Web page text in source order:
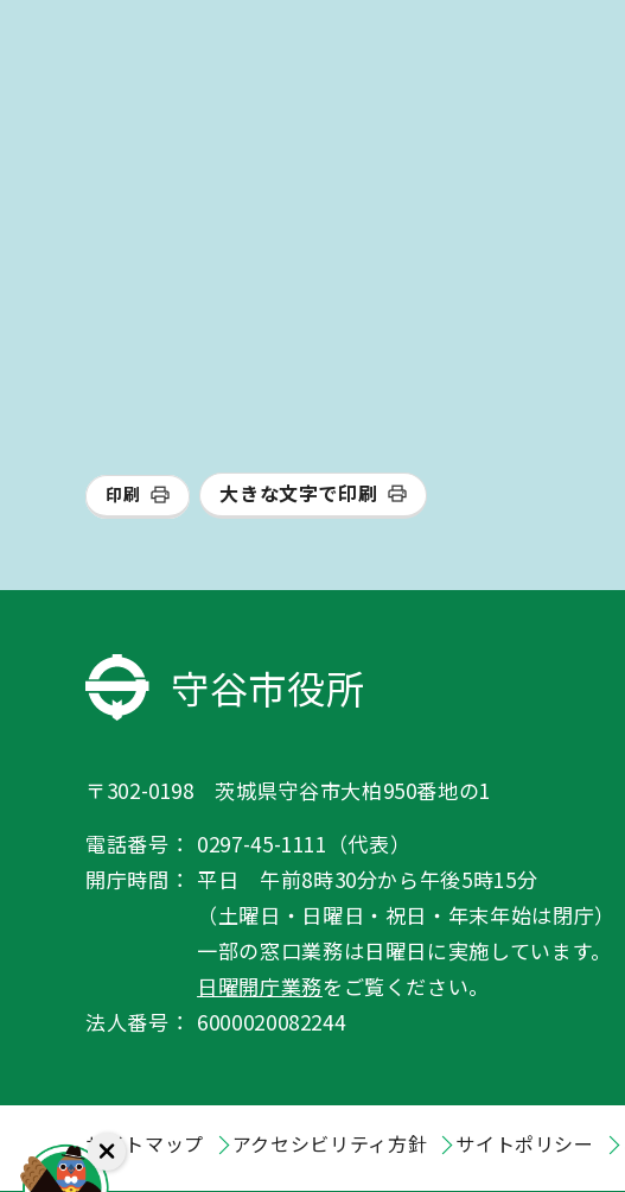
印刷 大きな文字で印刷
守谷市役所
〒302-0198 茨城県守谷市大柏950番地の1
電話番号： 0297-45-1111（代表）
開庁時間： 平日 午前8時30分から午後5時15分
（土曜日・日曜日・祝日・年末年始は閉庁）
一部の窓口業務は日曜日に実施しています。
日曜開庁業務をご覧ください。
法人番号： 6000020082244
サイトマップ アクセシビリティ方針 サイトポリシー